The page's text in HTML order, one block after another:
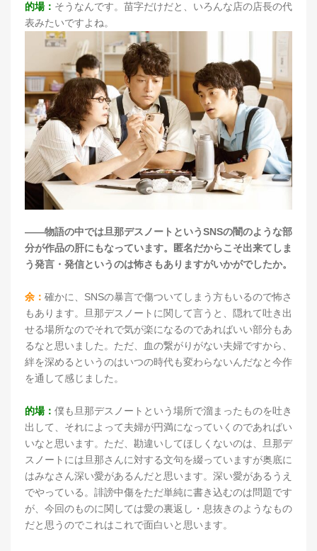
的場： そうなんです。苗字だけだと、いろんな店の店長の代
表みたいですよね。
――物語の中では旦那デスノートというSNSの闇のような部
分が作品の肝にもなっています。匿名だからこそ出来てしま
う発言・発信というのは怖さもありますがいかがでしたか。
余： 確かに、SNSの暴言で傷ついてしまう方もいるので怖さ
もあります。旦那デスノートに関して言うと、隠れて吐き出
せる場所なのでそれで気が楽になるのであればいい部分もあ
るなと思いました。ただ、血の繋がりがない夫婦ですから、
絆を深めるというのはいつの時代も変わらないんだなと今作
を通して感じました。
的場： 僕も旦那デスノートという場所で溜まったものを吐き
出して、それによって夫婦が円満になっていくのであればい
いなと思います。ただ、勘違いしてほしくないのは、旦那デ
スノートには旦那さんに対する文句を綴っていますが奥底に
はみなさん深い愛があるんだと思います。深い愛があるうえ
でやっている。誹謗中傷をただ単純に書き込むのは問題です
が、今回のものに関しては愛の裏返し・息抜きのようなもの
だと思うのでこれはこれで面白いと思います。